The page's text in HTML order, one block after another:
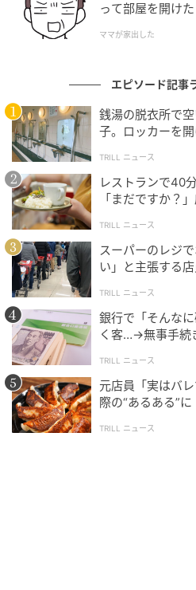
アンケート実施日： 2026年7
投稿方法： TRILL 募集フォー
投稿者情報：50代女性・会社員
※本記事は投稿者様の体験談
※自社で募集したエピソード
実確認および表現の精査を行
す。
【エピソード募集】日常のち
でシェアしませんか？【2分
次の記事
#1 「ママ、生きて
って部屋を開けたら
って部屋を開けた
ママが家出した
エピソード記事
銭湯の脱衣所で
子。ロッカーを
中で拍手」
TRILL ニュース
レストランで40
「まだですか？
せん」
TRILL ニュース
スーパーのレジ
い」と主張する
いません」
TRILL ニュース
銀行で「そんな
く客…→無事手続
TRILL ニュース
元店員「実はバ
際の“あるある”
TRILL ニュース